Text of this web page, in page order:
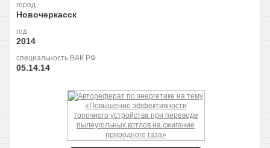
город
Новочеркасск
год
2014
специальность ВАК РФ
05.14.14